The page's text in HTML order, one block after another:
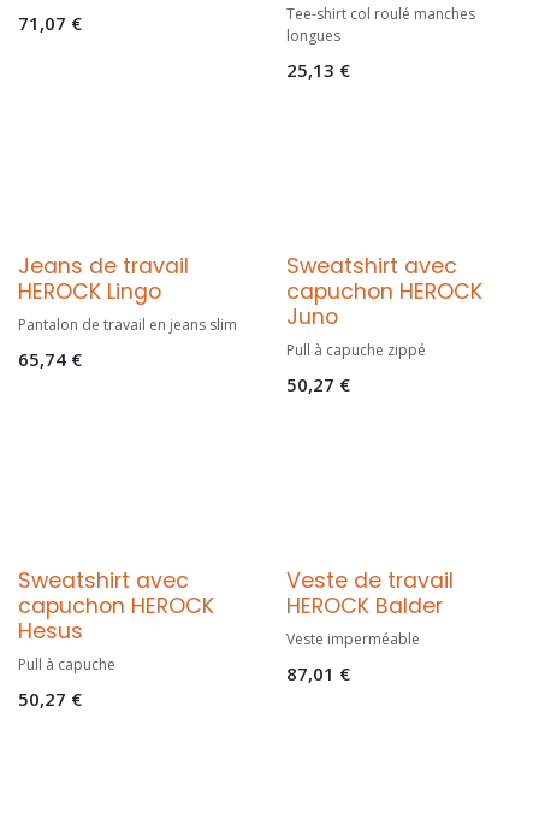
71,07 €
Tee-shirt col roulé manches
longues
25,13 €
Jeans de travail
HEROCK Lingo
Pantalon de travail en jeans slim
65,74 €
Sweatshirt avec
capuchon HEROCK
Juno
Pull à capuche zippé
50,27 €
Sweatshirt avec
capuchon HEROCK
Hesus
Pull à capuche
50,27 €
Veste de travail
HEROCK Balder
Veste imperméable
87,01 €